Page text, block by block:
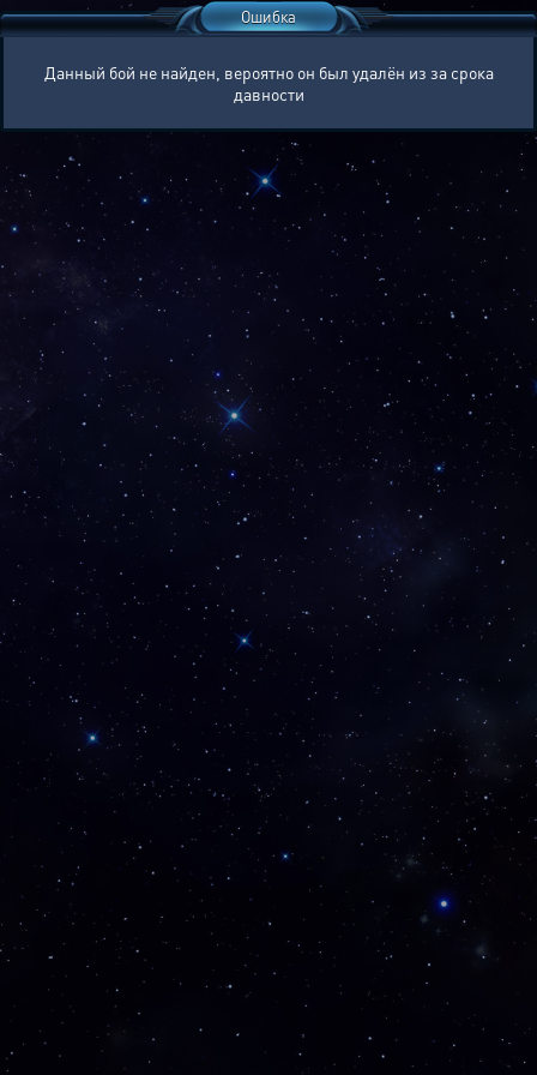
Ошибка
Данный бой не найден, вероятно он был удалён из за срока
давности